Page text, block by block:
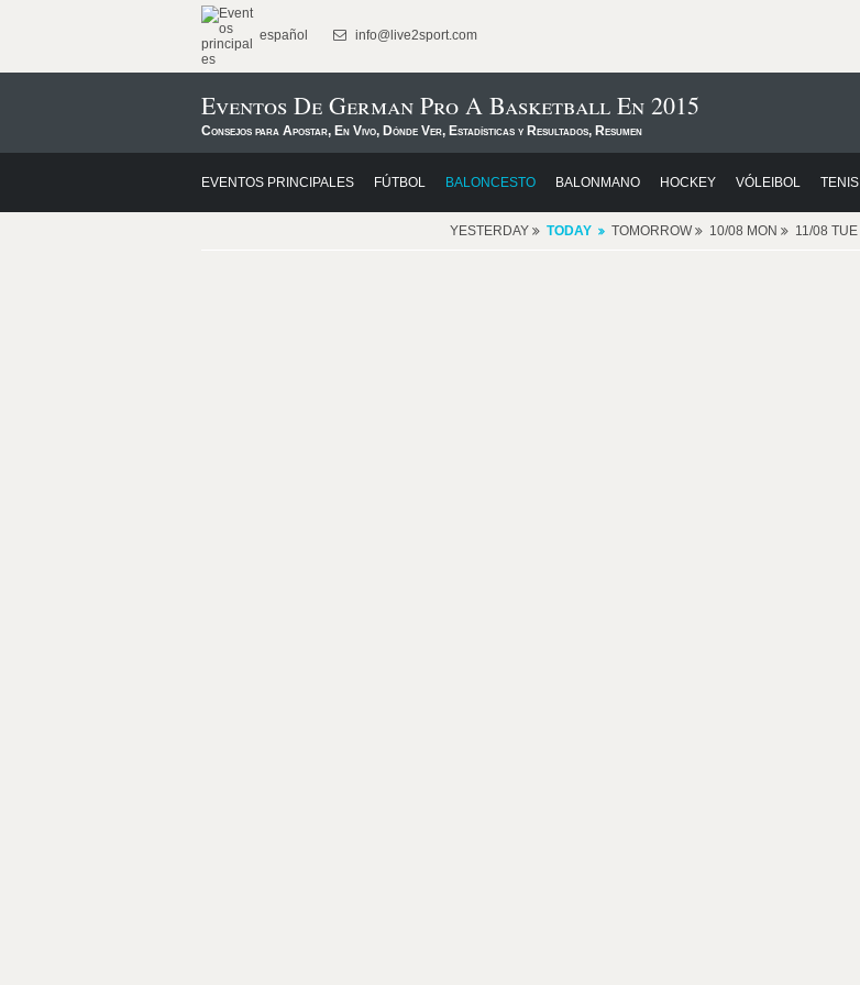
español info@live2sport.com
Eventos De German Pro A Basketball En 2015
Consejos para Apostar, En Vivo, Dónde Ver, Estadísticas y Resultados, Resumen
EVENTOS PRINCIPALES FÚTBOL BALONCESTO BALONMANO HOCKEY VÓLEIBOL TENIS
YESTERDAY TODAY TOMORROW 10/08 MON 11/08 TUE